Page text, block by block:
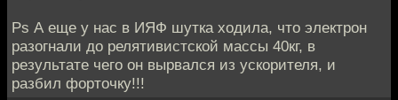
Ps А еще у нас в ИЯФ шутка ходила, что электрон
разогнали до релятивистской массы 40кг, в
результате чего он вырвался из ускорителя, и
разбил форточку!!!